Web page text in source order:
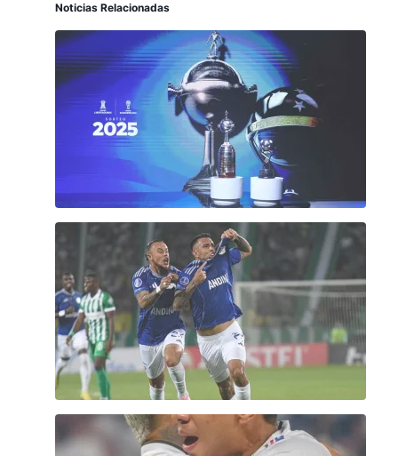
Noticias Relacionadas